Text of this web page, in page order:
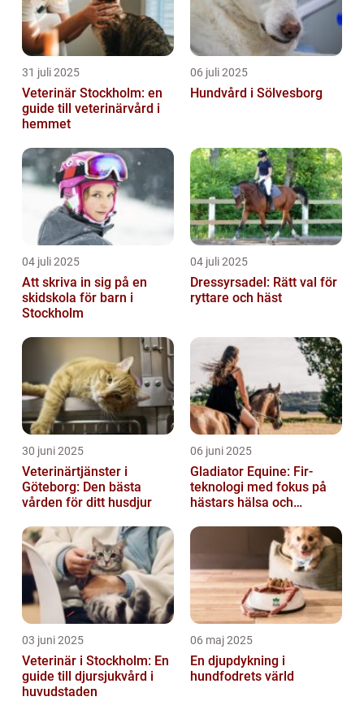
31 juli 2025
Veterinär Stockholm: en
guide till veterinärvård i
hemmet
06 juli 2025
Hundvård i Sölvesborg
04 juli 2025
Att skriva in sig på en
skidskola för barn i
Stockholm
04 juli 2025
Dressyrsadel: Rätt val för
ryttare och häst
30 juni 2025
Veterinärtjänster i
Göteborg: Den bästa
vården för ditt husdjur
06 juni 2025
Gladiator Equine: Fir-
teknologi med fokus på
hästars hälsa och
03 juni 2025
Veterinär i Stockholm: En
guide till djursjukvård i
huvudstaden
06 maj 2025
En djupdykning i
hundfodrets värld